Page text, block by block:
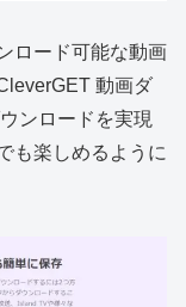
ロード可能な動画
動画ダ
ンロードを実現
も楽しめるように